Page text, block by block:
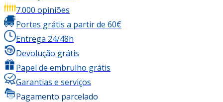
7.000 opiniões
Portes grátis a partir de 60€
Entrega 24/48h
Devolução grátis
Papel de embrulho grátis
Garantias e serviços
Pagamento parcelado